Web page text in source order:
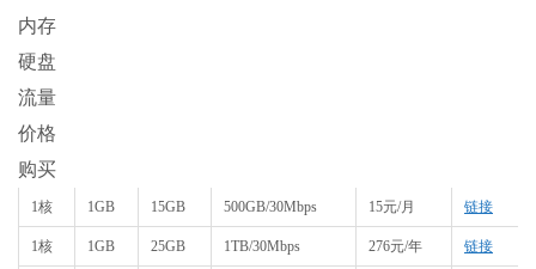
内存
硬盘
流量
价格
购买
1核 1GB 15GB 500GB/30Mbps 15元/月 链接
1核 1GB 25GB 1TB/30Mbps 276元/年 链接